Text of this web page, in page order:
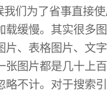
我们为了省事直接
载缓慢。其实很多
片、表格图片、文
张图片都是几十上
略不计。对于搜索